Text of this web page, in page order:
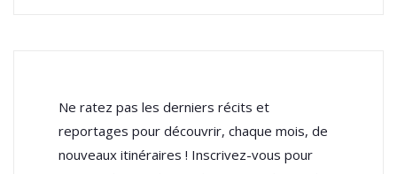
Ne ratez pas les derniers récits et
reportages pour découvrir, chaque mois, de
nouveaux itinéraires ! Inscrivez-vous pour